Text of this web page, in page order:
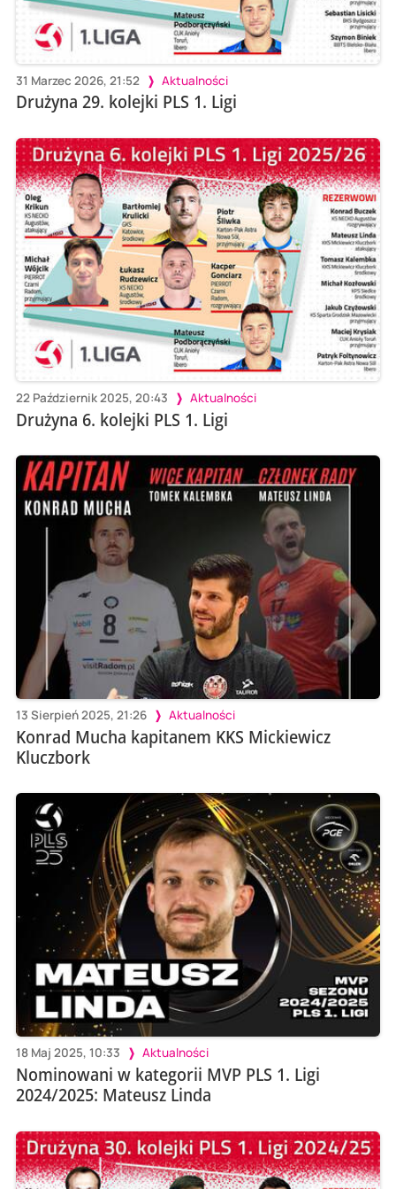
31 Marzec 2026, 21:52 Aktualności
Drużyna 29. kolejki PLS 1. Ligi
22 Październik 2025, 20:43 Aktualności
Drużyna 6. kolejki PLS 1. Ligi
13 Sierpień 2025, 21:26 Aktualności
Konrad Mucha kapitanem KKS Mickiewicz
Kluczbork
18 Maj 2025, 10:33 Aktualności
Nominowani w kategorii MVP PLS 1. Ligi
2024/2025: Mateusz Linda